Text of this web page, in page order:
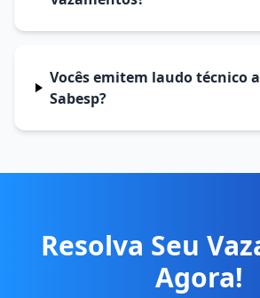
Vocês emitem laudo técnico
Sabesp?
Resolva Seu
Agora!